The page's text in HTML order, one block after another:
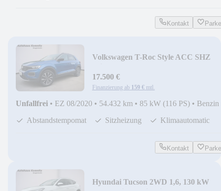
Kontakt
Volkswagen T-Roc Style ACC SHZ
17.500 €
Finanzierung ab 159 € mtl.
Unfallfrei • EZ 08/2020 • 54.432 km • 85 kW (116 PS) • Benzin
Abstandstempomat
Sitzheizung Klimaautomatic
Kontakt
Hyundai Tucson 2WD 1,6, 130 kW